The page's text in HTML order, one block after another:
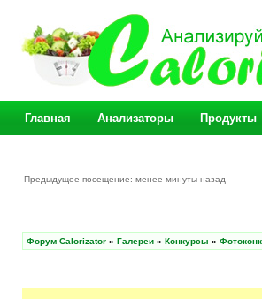
Главная Анализаторы Продукты
Предыдущее посещение: менее минуты назад
Форум Calorizator » Галереи » Конкурсы »